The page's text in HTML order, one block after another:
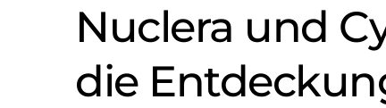
Nuclera und
die